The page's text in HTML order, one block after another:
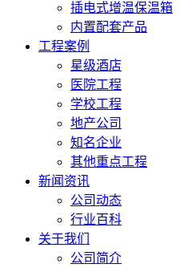
插电式增温保温箱
内置配套产品
工程案例
星级酒店
医院工程
学校工程
地产公司
知名企业
其他重点工程
新闻资讯
公司动态
行业百科
关于我们
公司简介